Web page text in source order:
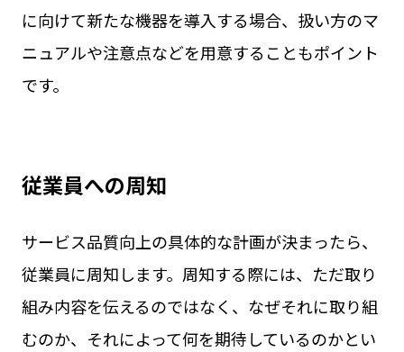
に向けて新たな機器を導入する場合、扱い方のマ
ニュアルや注意点などを用意することもポイント
です。
従業員への周知
サービス品質向上の具体的な計画が決まったら、
従業員に周知します。周知する際には、ただ取り
組み内容を伝えるのではなく、なぜそれに取り組
むのか、それによって何を期待しているのかとい